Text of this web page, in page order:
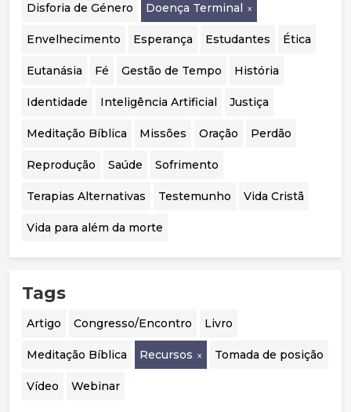
Disforia de Género Doença Terminal
Envelhecimento Esperança Estudantes Ética
Eutanásia Fé Gestão de Tempo História
Identidade Inteligência Artificial Justiça
Meditação Bíblica Missões Oração Perdão
Reprodução Saúde Sofrimento
Terapias Alternativas Testemunho Vida Cristã
Vida para além da morte
Tags
Artigo Congresso/Encontro Livro
Meditação Bíblica Recursos Tomada de posição
Vídeo Webinar